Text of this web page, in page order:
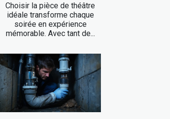
Choisir la pièce de théâtre
idéale transforme chaque
soirée en expérience
mémorable. Avec tant de...